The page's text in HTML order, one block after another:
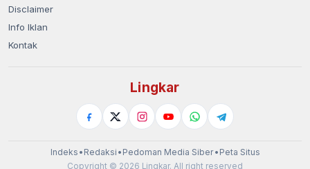
Disclaimer
Info Iklan
Kontak
Lingkar
Indeks • Redaksi • Pedoman Media Siber• Peta Situs
Copyright © 2026 Lingkar. All right reserved